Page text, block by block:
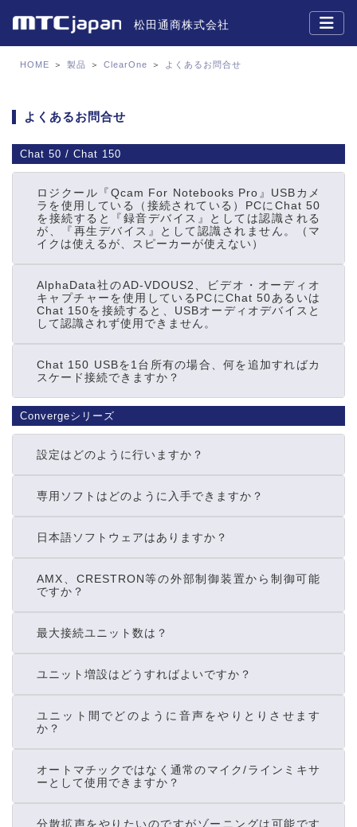
松田通商株式会社
HOME ＞ 製品 ＞ ClearOne ＞ よくあるお問合せ
よくあるお問合せ
Chat 50 / Chat 150
ロジクール『Qcam For Notebooks Pro』USBカメ
ラを使用している（接続されている）PCにChat 50
を接続すると『録音デバイス』としては認識される
が、『再生デバイス』として認識されません。（マ
イクは使えるが、スピーカーが使えない）
AlphaData社のAD-VDOUS2、ビデオ・オーディオ
キャプチャーを使用しているPCにChat 50あるいは
Chat 150を接続すると、USBオーディオデバイスと
して認識されず使用できません。
Chat 150 USBを1台所有の場合、何を追加すればカ
スケード接続できますか？
Convergeシリーズ
設定はどのように行いますか？
専用ソフトはどのように入手できますか？
日本語ソフトウェアはありますか？
AMX、CRESTRON等の外部制御装置から制御可能
ですか？
最大接続ユニット数は？
ユニット増設はどうすればよいですか？
ユニット間でどのように音声をやりとりさせます
か？
オートマチックではなく通常のマイク/ラインミキサ
ーとして使用できますか？
分散拡声をやりたいのですがゾーニングは可能です